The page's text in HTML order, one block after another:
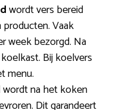
wordt vers bereid
Vaak
week bezorgd. Na
Bij koelvers
menu.
wordt na het koken
Dit garandeert